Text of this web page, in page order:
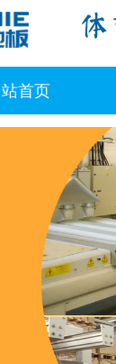
站首页